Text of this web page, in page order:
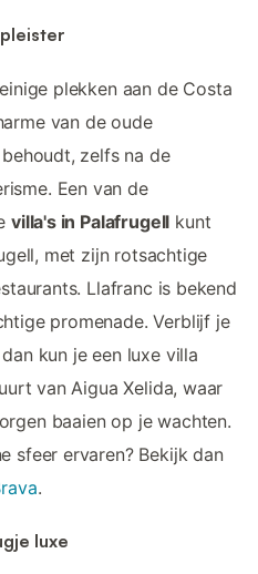
plekken aan de Costa
van de oude
zelfs na de
Een van de
villa's in Palafrugell kunt
met zijn rotsachtige
Llafranc is bekend
promenade. Verblijf je
kun je een luxe villa
van Aigua Xelida, waar
baaien op je wachten.
sfeer ervaren? Bekijk dan
.
luxe